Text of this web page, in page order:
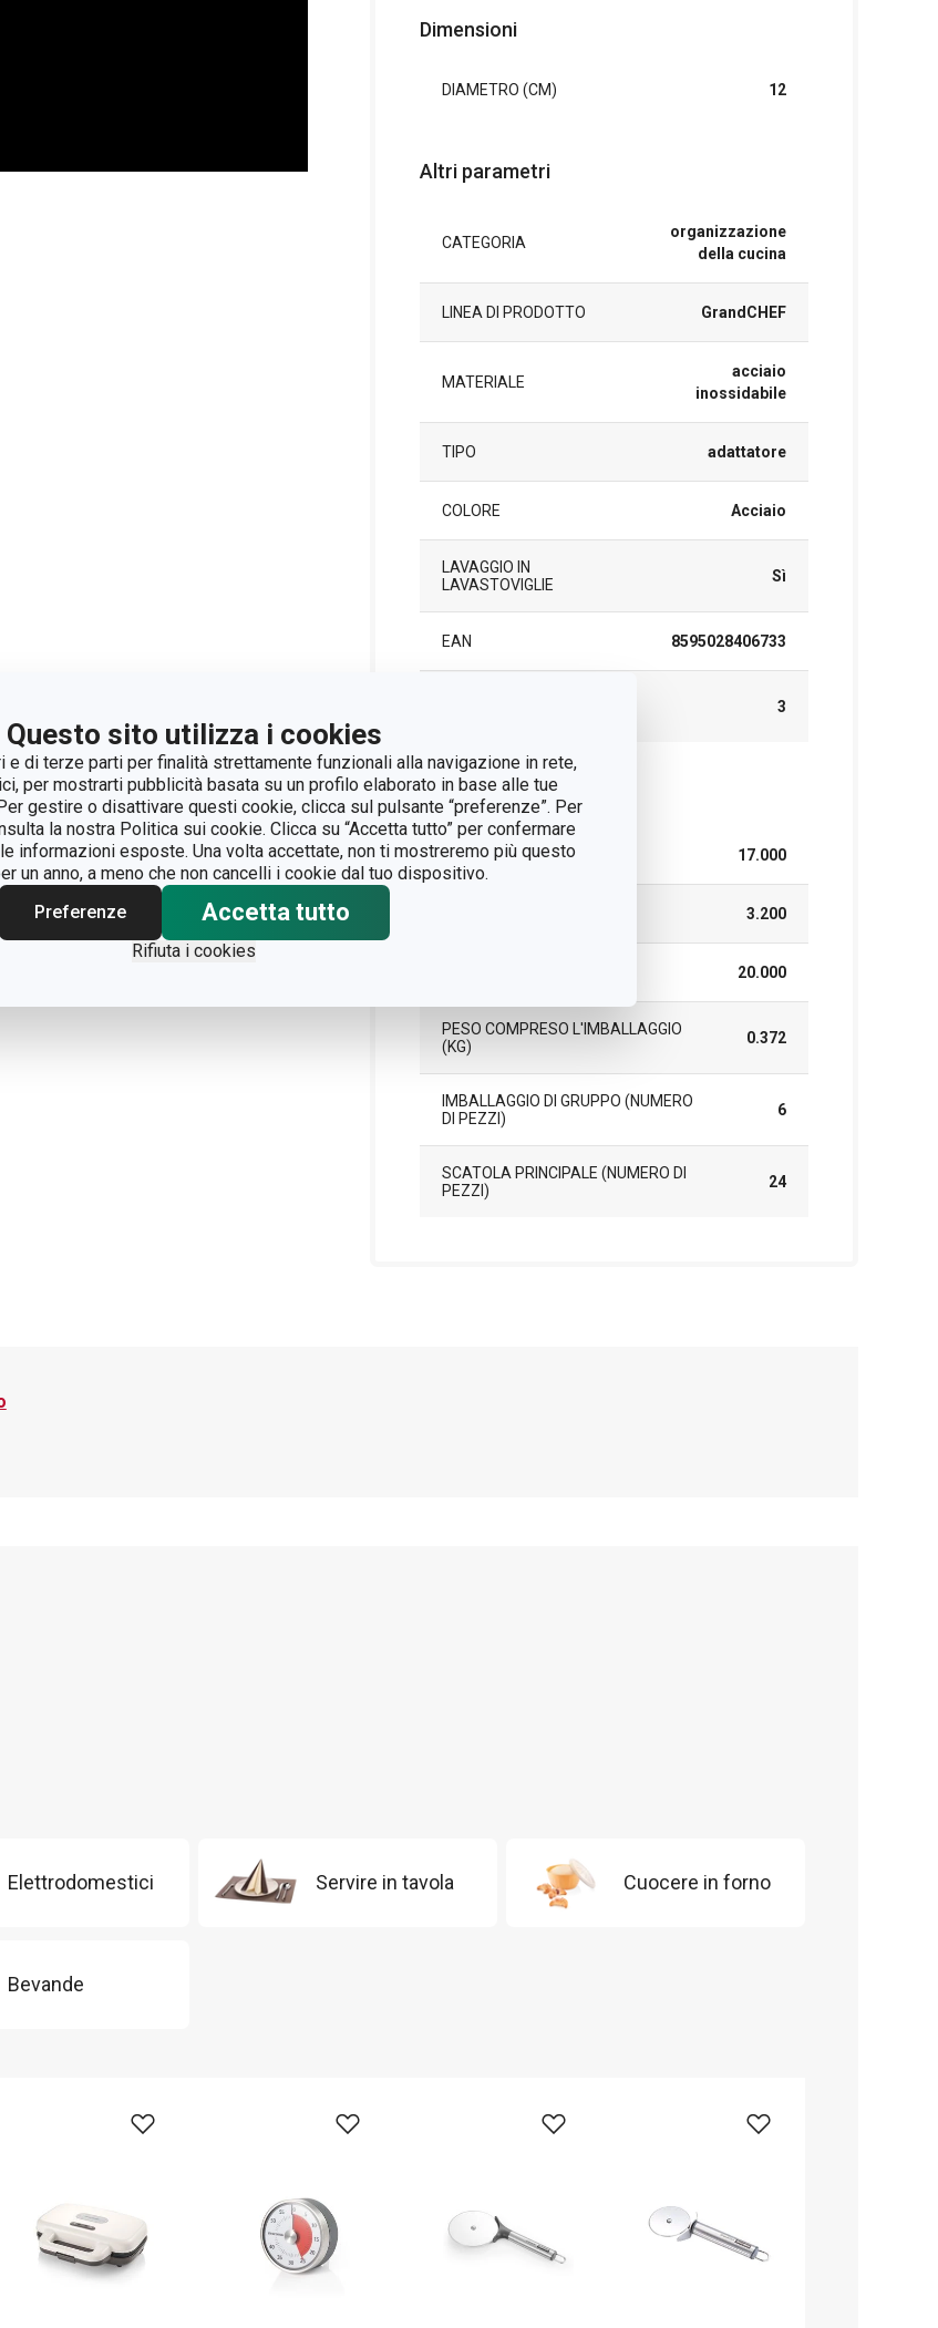
Questo sito utilizza i cookies
di terze parti per finalità strettamente funzionali alla navigazione in rete,
per mostrarti pubblicità basata su un profilo elaborato in base alle tue
gestire o disattivare questi cookie, clicca sul pulsante “preferenze”. Per
la nostra Politica sui cookie. Clicca su “Accetta tutto” per confermare
informazioni esposte. Una volta accettate, non ti mostreremo più questo
un anno, a meno che non cancelli i cookie dal tuo dispositivo.
Preferenze
Accetta tutto
Rifiuta i cookies
Dimensioni
DIAMETRO (CM) 12
Altri parametri
CATEGORIA
organizzazione
della cucina
LINEA DI PRODOTTO GrandCHEF
MATERIALE
acciaio
inossidabile
TIPO adattatore
COLORE Acciaio
LAVAGGIO IN
LAVASTOVIGLIE
Sì
EAN 8595028406733
3
Pacchetto
LARGHEZZA (CM) 17.000
3.200
20.000
PESO COMPRESO L'IMBALLAGGIO
(KG)
0.372
IMBALLAGGIO DI GRUPPO (NUMERO
DI PEZZI)
6
SCATOLA PRINCIPALE (NUMERO DI
PEZZI)
24
Elettrodomestici Servire in tavola Cuocere in forno
Bevande